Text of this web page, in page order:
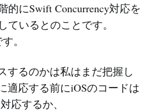
的にSwift Concurrency対応を
ているとのことです。
。
するのかは私はまだ把握し
適応する前にiOSのコードは
応するか、